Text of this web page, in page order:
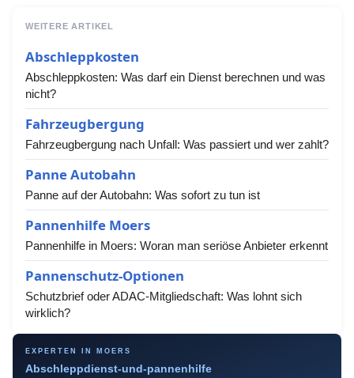
WEITERE ARTIKEL
Abschleppkosten
Abschleppkosten: Was darf ein Dienst berechnen und was
nicht?
Fahrzeugbergung
Fahrzeugbergung nach Unfall: Was passiert und wer zahlt?
Panne Autobahn
Panne auf der Autobahn: Was sofort zu tun ist
Pannenhilfe Moers
Pannenhilfe in Moers: Woran man seriöse Anbieter erkennt
Pannenschutz-Optionen
Schutzbrief oder ADAC-Mitgliedschaft: Was lohnt sich
wirklich?
EXPERTEN IN MOERS
Abschleppdienst-und-pannenhilfe